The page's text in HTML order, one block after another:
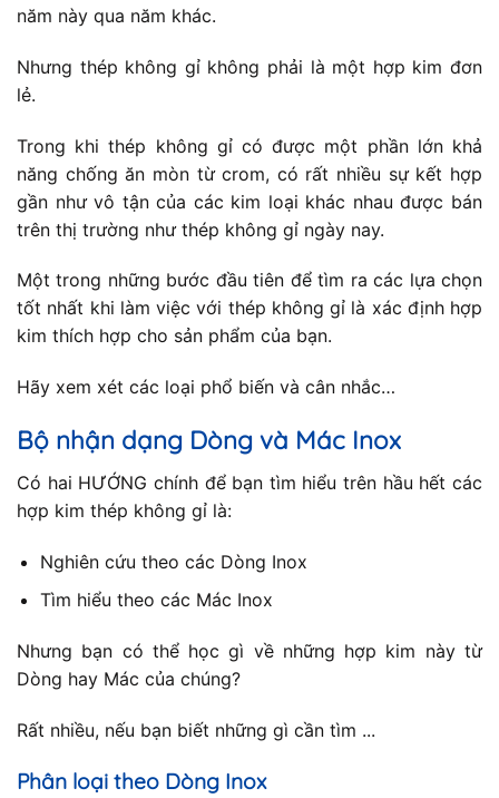
năm này qua năm khác.
Nhưng thép không gỉ không phải là một hợp kim đơn
lẻ.
Trong khi thép không gỉ có được một phần lớn khả
năng chống ăn mòn từ crom, có rất nhiều sự kết hợp
gần như vô tận của các kim loại khác nhau được bán
trên thị trường như thép không gỉ ngày nay.
Một trong những bước đầu tiên để tìm ra các lựa chọn
tốt nhất khi làm việc với thép không gỉ là xác định hợp
kim thích hợp cho sản phẩm của bạn.
Hãy xem xét các loại phổ biến và cân nhắc…
Bộ nhận dạng Dòng và Mác Inox
Có hai HƯỚNG chính để bạn tìm hiểu trên hầu hết các
hợp kim thép không gỉ là:
Nghiên cứu theo các Dòng Inox
Tìm hiểu theo các Mác Inox
Nhưng bạn có thể học gì về những hợp kim này từ
Dòng hay Mác của chúng?
Rất nhiều, nếu bạn biết những gì cần tìm ...
Phân loại theo Dòng Inox